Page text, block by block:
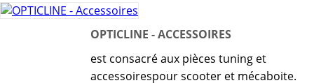
OPTICLINE - ACCESSOIRES
est consacré aux pièces tuning et
accessoirespour scooter et mécaboite.